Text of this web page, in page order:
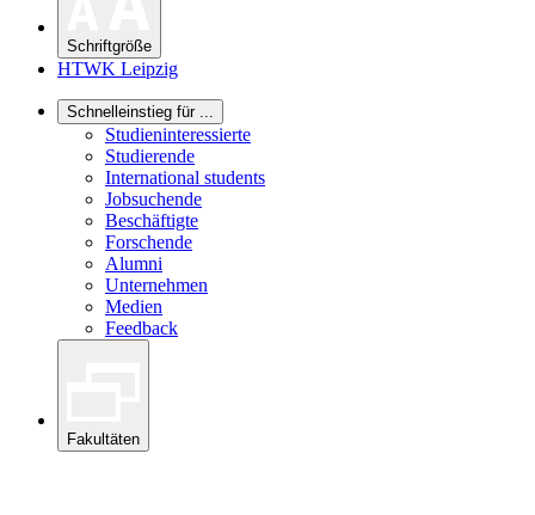
Schriftgröße
HTWK Leipzig
Schnelleinstieg für ...
Studieninteressierte
Studierende
International students
Jobsuchende
Beschäftigte
Forschende
Alumni
Unternehmen
Medien
Feedback
Fakultäten